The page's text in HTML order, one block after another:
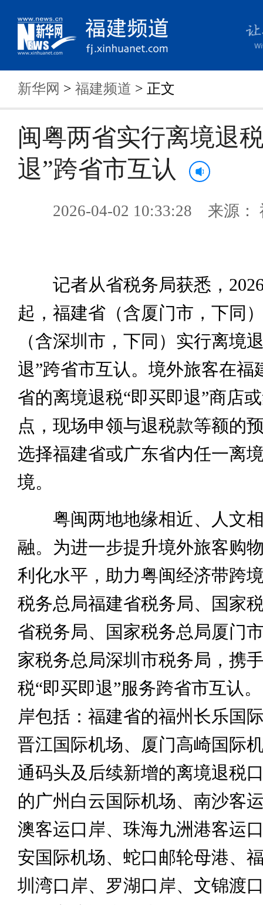
新华网 > 福建频道 > 正文
闽粤两省实行离境退
退”跨省市互认
2026-04-02 10:33:28 来源：
记者从省税务局获悉，2026
起，福建省（含厦门市，下同
（含深圳市，下同）实行离境
退”跨省市互认。境外旅客在福
省的离境退税“即买即退”商店
点，现场申领与退税款等额的
选择福建省或广东省内任一离
境。
粤闽两地地缘相近、人文相
融。为进一步提升境外旅客购
利化水平，助力粤闽经济带跨
税务总局福建省税务局、国家
省税务局、国家税务总局厦门
家税务总局深圳市税务局，携
税“即买即退”服务跨省市互认
岸包括：福建省的福州长乐国
晋江国际机场、厦门高崎国际
通码头及后续新增的离境退税
的广州白云国际机场、南沙客
澳客运口岸、珠海九洲港客运
安国际机场、蛇口邮轮母港、
圳湾口岸、罗湖口岸、文锦渡